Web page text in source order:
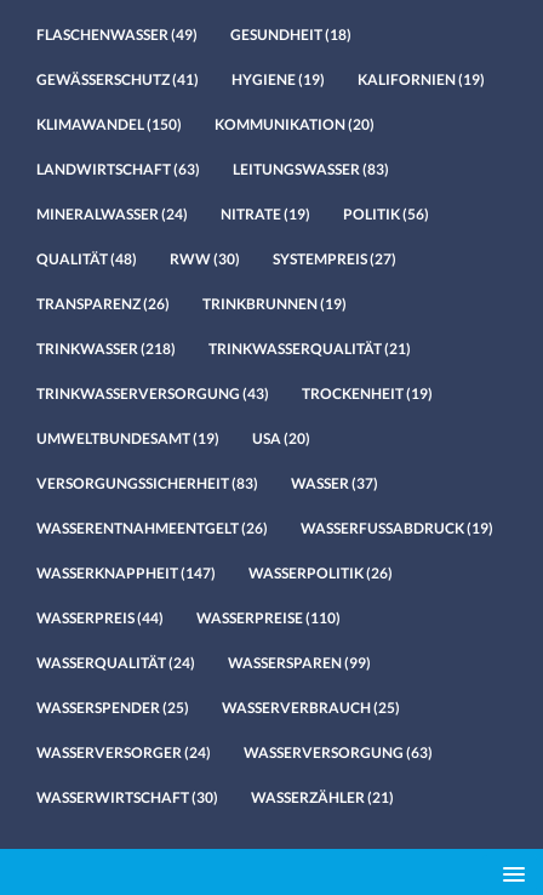
FLASCHENWASSER (49) GESUNDHEIT(18)
GEWÄSSERSCHUTZ(41) HYGIENE(19) KALIFORNIEN(19)
KLIMAWANDEL(150) KOMMUNIKATION(20)
LANDWIRTSCHAFT(63) LEITUNGSWASSER (83)
MINERALWASSER (24) NITRATE(19) POLITIK(56)
QUALITÄT(48) RWW(30) SYSTEMPREIS(27)
TRANSPARENZ(26) TRINKBRUNNEN(19)
TRINKWASSER (218) TRINKWASSERQUALITÄT(21)
TRINKWASSERVERSORGUNG (43) TROCKENHEIT(19)
UMWELTBUNDESAMT(19) USA (20)
VERSORGUNGSSICHERHEIT(83) WASSER (37)
WASSERENTNAHMEENTGELT(26) WASSERFUSSABDRUCK(19)
WASSERKNAPPHEIT(147) WASSERPOLITIK(26)
WASSERPREIS(44) WASSERPREISE(110)
WASSERQUALITÄT(24) WASSERSPAREN(99)
WASSERSPENDER (25) WASSERVERBRAUCH(25)
WASSERVERSORGER (24) WASSERVERSORGUNG (63)
WASSERWIRTSCHAFT(30) WASSERZÄHLER (21)